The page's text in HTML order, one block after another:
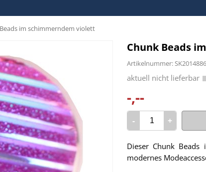
im schimmerndem violett
Chunk Beads
Artikelnummer:
-,--
- +
Dieser Chunk
modernes